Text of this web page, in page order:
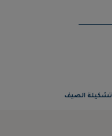
تشكيلة الصيف